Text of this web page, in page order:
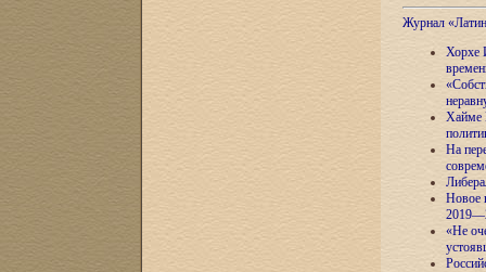
Журнал
Хорхе
Хайме
На
Новое
«Не